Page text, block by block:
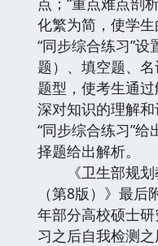
化繁为简，使学
“同步综合练习”
题）、填空题、
题型，使考生通
深对知识的理解
“同步综合练习”
择题给出解析。
《卫生部规划
（第8版）》最
年部分高校硕士
习之后自我检测之